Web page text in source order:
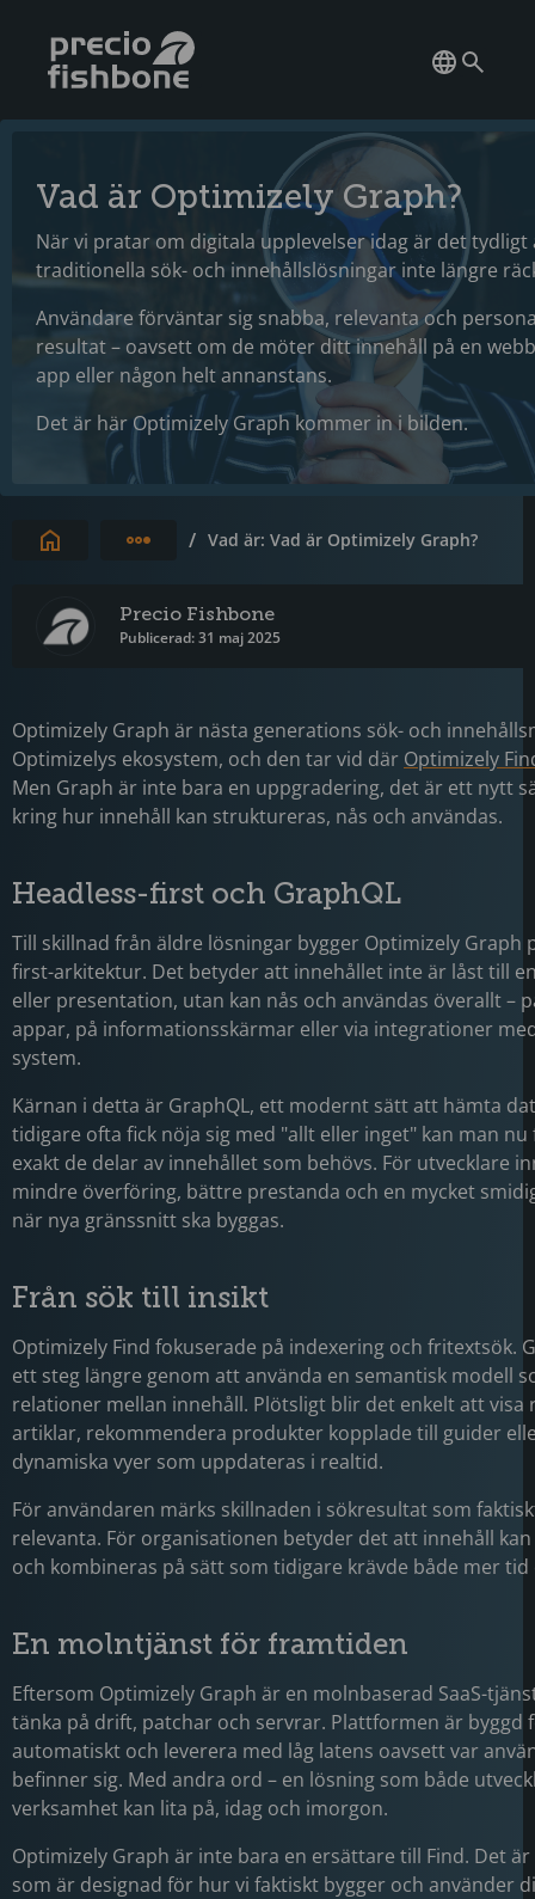
Vad är Optimizely Graph?
När vi pratar om digitala upplevelser idag är det tydligt
traditionella sök- och innehållslösningar inte längre
Användare förväntar sig snabba, relevanta och
resultat – oavsett om de möter ditt innehåll på en
app eller någon helt annanstans.
Det är här Optimizely Graph kommer in i bilden.
Expandera brödsmulor
/ Vad är: Vad är Optimizely Graph?
Precio Fishbone
Publicerad: 31 maj 2025
Optimizely Graph är nästa generations sök- och
Optimizelys ekosystem, och den tar vid där Optimizely
Men Graph är inte bara en uppgradering, det är ett nytt
kring hur innehåll kan struktureras, nås och användas.
Headless-first och GraphQL
Till skillnad från äldre lösningar bygger Optimizely Graph
first-arkitektur. Det betyder att innehållet inte är låst till
eller presentation, utan kan nås och användas överallt –
appar, på informationsskärmar eller via integrationer
system.
Kärnan i detta är GraphQL, ett modernt sätt att hämta
tidigare ofta fick nöja sig med "allt eller inget" kan man nu
exakt de delar av innehållet som behövs. För utvecklare
mindre överföring, bättre prestanda och en mycket
när nya gränssnitt ska byggas.
Från sök till insikt
Optimizely Find fokuserade på indexering och fritextsök.
ett steg längre genom att använda en semantisk modell
relationer mellan innehåll. Plötsligt blir det enkelt att visa
artiklar, rekommendera produkter kopplade till guider
dynamiska vyer som uppdateras i realtid.
För användaren märks skillnaden i sökresultat som
relevanta. För organisationen betyder det att innehåll
och kombineras på sätt som tidigare krävde både mer
En molntjänst för framtiden
Eftersom Optimizely Graph är en molnbaserad SaaS-
tänka på drift, patchar och servrar. Plattformen är byggd
automatiskt och leverera med låg latens oavsett var
befinner sig. Med andra ord – en lösning som både
verksamhet kan lita på, idag och imorgon.
Optimizely Graph är inte bara en ersättare till Find. Det
som är designad för hur vi faktiskt bygger och använder